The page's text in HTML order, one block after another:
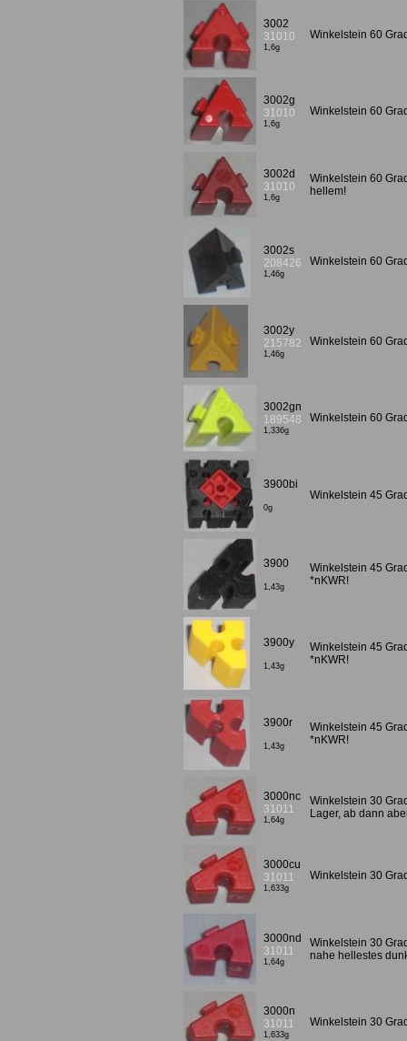
3002
31010
1,6g
Winkelstein 60
3002g
31010
1,6g
Winkelstein 60
3002d
31010
1,6g
Winkelstein 60
hellem!
3002s
208426
1,46g
Winkelstein 60
3002y
215782
1,46g
Winkelstein 60
3002gn
189548
1,336g
Winkelstein 60
3900bi
0g
Winkelstein 45
3900
1,43g
Winkelstein 45
*nKWR!
3900y
1,43g
Winkelstein 45
*nKWR!
3900r
1,43g
Winkelstein 45
*nKWR!
3000nc
31011
1,64g
Winkelstein 30
Lager, ab dann
3000cu
31011
1,633g
Winkelstein 30
3000nd
31011
1,64g
Winkelstein 30
nahe hellestes
3000n
31011
1,633g
Winkelstein 30